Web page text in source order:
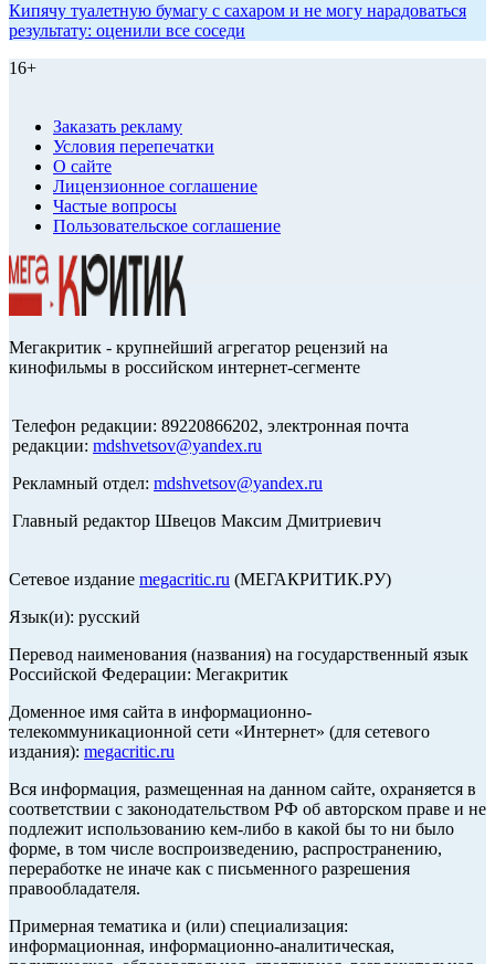
Кипячу туалетную бумагу с сахаром и не могу нарадоваться
результату: оценили все соседи
16+
Заказать рекламу
Условия перепечатки
О сайте
Лицензионное соглашение
Частые вопросы
Пользовательское соглашение
Мегакритик - крупнейший агрегатор рецензий на
кинофильмы в российском интернет-сегменте
Телефон редакции: 89220866202, электронная почта
редакции: mdshvetsov@yandex.ru
Рекламный отдел: mdshvetsov@yandex.ru
Главный редактор Швецов Максим Дмитриевич
Сетевое издание megacritic.ru (МЕГАКРИТИК.РУ)
Язык(и): русский
Перевод наименования (названия) на государственный язык
Российской Федерации: Мегакритик
Доменное имя сайта в информационно-
телекоммуникационной сети «Интернет» (для сетевого
издания): megacritic.ru
Вся информация, размещенная на данном сайте, охраняется в
соответствии с законодательством РФ об авторском праве и не
подлежит использованию кем-либо в какой бы то ни было
форме, в том числе воспроизведению, распространению,
переработке не иначе как с письменного разрешения
правообладателя.
Примерная тематика и (или) специализация:
информационная, информационно-аналитическая,